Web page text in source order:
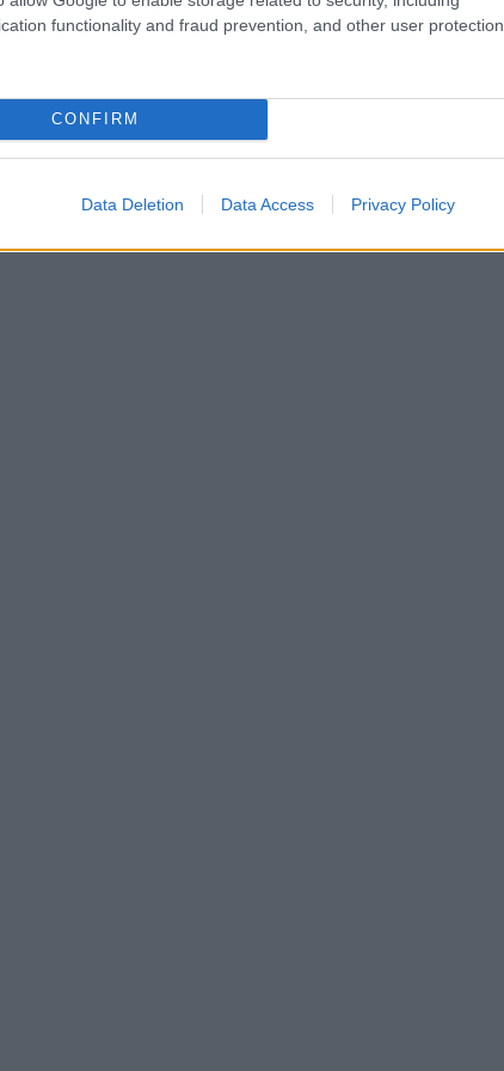
functionality and fraud prevention, and other user protection.
CONFIRM
Data Deletion Data Access Privacy Policy